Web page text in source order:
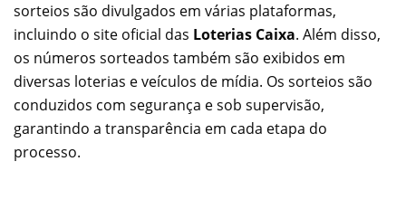
sorteios são divulgados em várias plataformas,
incluindo o site oficial das Loterias Caixa. Além disso,
os números sorteados também são exibidos em
diversas loterias e veículos de mídia. Os sorteios são
conduzidos com segurança e sob supervisão,
garantindo a transparência em cada etapa do
processo.